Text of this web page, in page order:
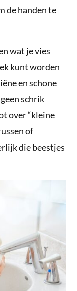
de handen te
wat je vies
kunt worden
en schone
schrik
over “kleine
of
die beestjes